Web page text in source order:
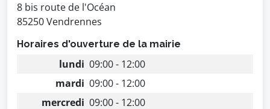
8 bis route de l'Océan
85250 Vendrennes
Horaires d'ouverture de la mairie
lundi 09:00 - 12:00
mardi 09:00 - 12:00
mercredi 09:00 - 12:00